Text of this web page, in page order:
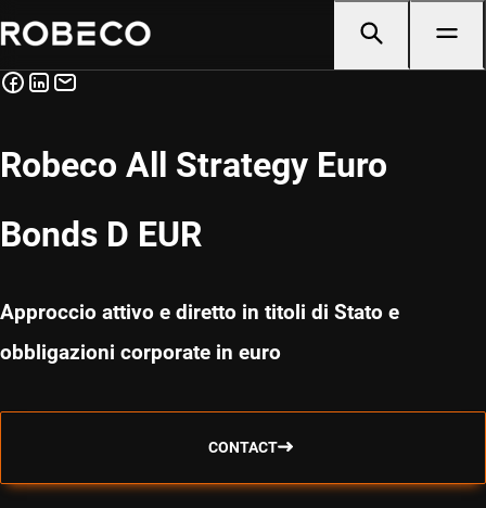
Robeco All Strategy Euro
Bonds D EUR
Approccio attivo e diretto in titoli di Stato e
obbligazioni corporate in euro
CONTACT